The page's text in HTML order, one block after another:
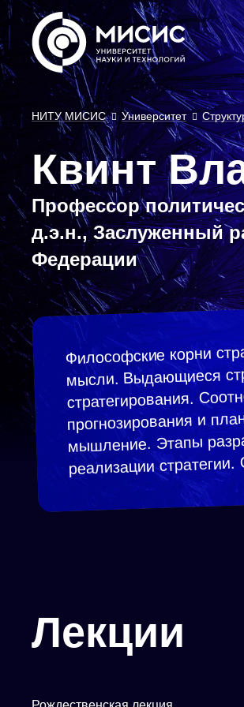
НИТУ МИСИС
Университет
Квинт
Профессор
д.э.н., Заслуженный
Федерации
Философские корни
мысли. Выдающиеся
стратегирования.
прогнозирования и
мышление. Этапы
реализации
Лекции